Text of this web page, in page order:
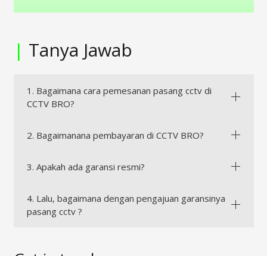
| Tanya Jawab
1. Bagaimana cara pemesanan pasang cctv di
CCTV BRO?
2. Bagaimanana pembayaran di CCTV BRO?
3. Apakah ada garansi resmi?
4. Lalu, bagaimana dengan pengajuan garansinya
pasang cctv ?